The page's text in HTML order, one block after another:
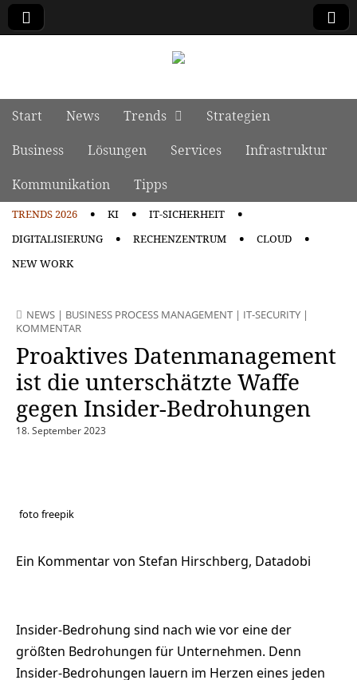
Main menu
Skip to content
Start News Trends
Strategien
Business
Lösungen Services
Infrastruktur
Kommunikation
Tipps
TRENDS 2026 KI
IT-SICHERHEIT
DIGITALISIERUNG
RECHENZENTRUM
CLOUD
NEW WORK
NEWS | BUSINESS PROCESS MANAGEMENT | IT-SECURITY |
KOMMENTAR
Proaktives Datenmanagement
ist die unterschätzte Waffe
gegen Insider-Bedrohungen
18. September 2023
foto freepik
Ein Kommentar von Stefan Hirschberg, Datadobi
Insider-Bedrohung sind nach wie vor eine der
größten Bedrohungen für Unternehmen. Denn
Insider-Bedrohungen lauern im Herzen eines jeden